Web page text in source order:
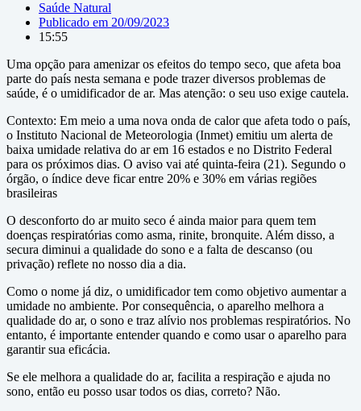
Saúde Natural
Publicado em 20/09/2023
15:55
Uma opção para amenizar os efeitos do tempo seco, que afeta boa
parte do país nesta semana e pode trazer diversos problemas de
saúde, é o umidificador de ar. Mas atenção: o seu uso exige cautela.
Contexto: Em meio a uma nova onda de calor que afeta todo o país,
o Instituto Nacional de Meteorologia (Inmet) emitiu um alerta de
baixa umidade relativa do ar em 16 estados e no Distrito Federal
para os próximos dias. O aviso vai até quinta-feira (21). Segundo o
órgão, o índice deve ficar entre 20% e 30% em várias regiões
brasileiras
O desconforto do ar muito seco é ainda maior para quem tem
doenças respiratórias como asma, rinite, bronquite. Além disso, a
secura diminui a qualidade do sono e a falta de descanso (ou
privação) reflete no nosso dia a dia.
Como o nome já diz, o umidificador tem como objetivo aumentar a
umidade no ambiente. Por consequência, o aparelho melhora a
qualidade do ar, o sono e traz alívio nos problemas respiratórios. No
entanto, é importante entender quando e como usar o aparelho para
garantir sua eficácia.
Se ele melhora a qualidade do ar, facilita a respiração e ajuda no
sono, então eu posso usar todos os dias, correto? Não.